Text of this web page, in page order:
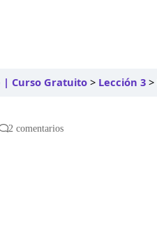
| Curso Gratuito Lección 3
2 comentarios